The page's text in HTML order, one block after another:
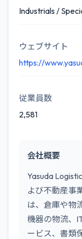
Industrials /
ウェブサイト
https://
従業員数
2,581
会社概要
Yasuda
よび不動産事
は、倉庫や物
機器の物流、
ービス、書類